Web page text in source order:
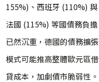
155%)、西班牙 (110%) 與
法國 (115%) 等國債務負擔
已然沉重，德國的債務擴張
模式可能推高整體歐元區借
貸成本，加劇債市脆弱性。